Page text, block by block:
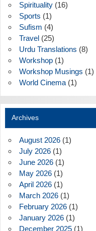
Spirituality(16)
Sports (1)
Sufism (4)
Travel(25)
Urdu Translations (8)
Workshop(1)
Workshop Musings (1)
World Cinema(1)
Archives
August 2026(1)
July 2026(1)
June 2026(1)
May 2026(1)
April 2026(1)
March 2026(1)
February 2026(1)
January 2026(1)
December 2025(1)